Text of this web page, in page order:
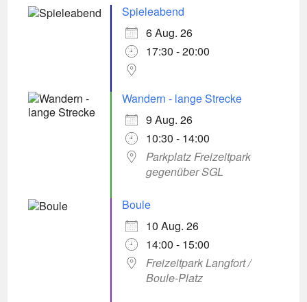
Spieleabend
6 Aug. 26
17:30 - 20:00
Wandern - lange Strecke
9 Aug. 26
10:30 - 14:00
Parkplatz Freizeitpark
gegenüber SGL
Boule
10 Aug. 26
14:00 - 15:00
Freizeitpark Langfort /
Boule-Platz